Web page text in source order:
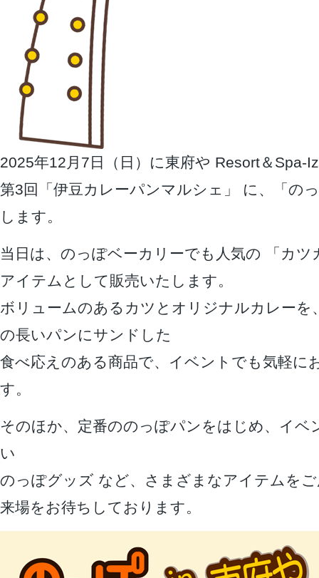
2025年12月7日（日）に東府や Resort＆Spa-
第3回「伊豆カレーパンマルシェ」 に、「の
します。
当日は、のっぽベーカリーでも人気の 「カ
アイテムとして販売いたします。
ボリュームのあるカツとオリジナルカレーを
の長いパンにサンドした
食べ応えのある商品で、イベントでも気軽に
す。
そのほか、定番ののっぽパンをはじめ、イベ
い
のっぽグッズ など、さまざまなアイテムを
来場をお待ちしております。